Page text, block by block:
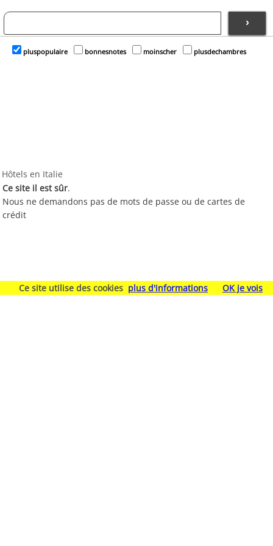
›
pluspopulaire bonnesnotes moinscher plusdechambres
Hôtels en Italie
Ce site il est sûr.
Nous ne demandons pas de mots de passe ou de cartes de
crédit
Ce site utilise des cookies plus d'informations OK je vois